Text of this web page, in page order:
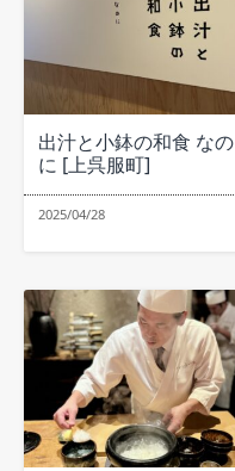
出汁と小鉢の和食 なの
に [上呉服町]
2025/04/28